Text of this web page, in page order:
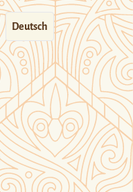
Deutsch